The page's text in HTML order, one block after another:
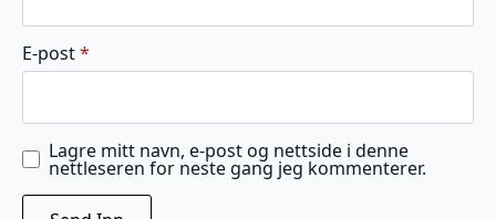
E-post*
Lagre mitt navn, e-post og nettside i denne
nettleseren for neste gang jeg kommenterer.